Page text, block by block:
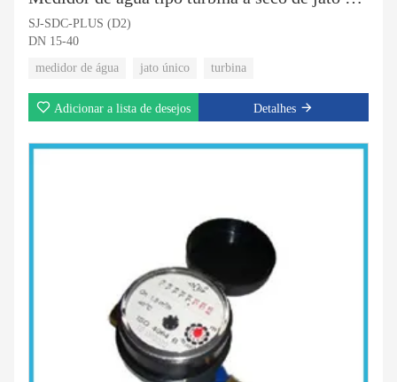
SJ-SDC-PLUS (D2)
DN 15-40
medidor de água
jato único turbina
Adicionar a lista de desejos Detalhes